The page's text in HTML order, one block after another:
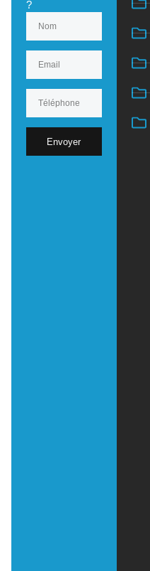
?
Envoyer